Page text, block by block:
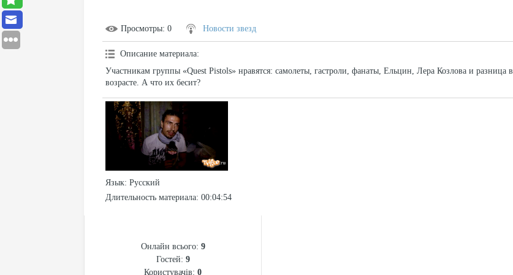
Просмотры: 0 Новости звезд
Описание материала:
Участникам группы «Quest Pistols» нравятся: самолеты, гастроли, фанаты, Ельцин, Лера Козлова и разница в
возрасте. А что их бесит?
Язык: Русский
Длительность материала: 00:04:54
Онлайн всього: 9
Гостей: 9
Користувачів: 0